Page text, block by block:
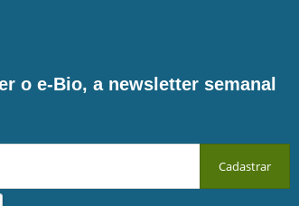
o e-Bio, a newsletter semanal